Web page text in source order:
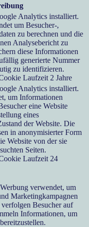
Analytics installiert.
um Besucher-,
zu berechnen und die
Analysebericht zu
diese Informationen
generierte Nummer
zu identifizieren.
Laufzeit 2 Jahre
Analytics installiert.
um Informationen
eine Website
eines
der Website. Die
in anonymisierter Form
Website von der sie
Seiten.
Laufzeit 24
verwendet, um
Marketingkampagnen
Besucher auf
Informationen, um